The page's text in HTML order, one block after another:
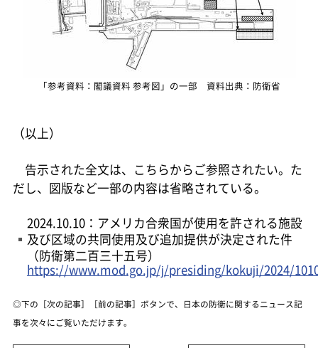
「参考資料：閣議資料 参考図」の一部 資料出典：防衛省
（以上）
告示された全文は、こちらからご参照されたい。た
だし、図版など一部の内容は省略されている。
2024.10.10：アメリカ合衆国が使用を許される施設
及び区域の共同使用及び追加提供が決定された件
（防衛第二百三十五号）
https://www.mod.go.jp/j/presiding/kokuji/2024/
◎下の［次の記事］［前の記事］ボタンで、日本の防衛に関するニュース記
事を次々にご覧いただけます。